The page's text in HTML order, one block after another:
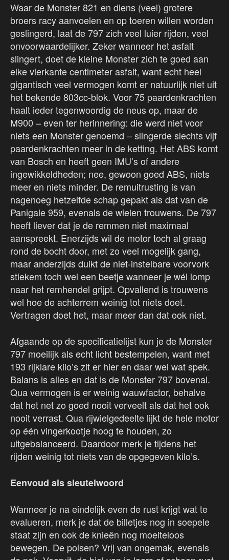
Waar de Monster 821 en diens (veel) grotere
broers racy aanvoelen en op toeren willen worden
geslingerd, laat de 797 zich veel luier rijden, veel
onvoorwaardelijker. Zeker wanneer het asfalt
slingert, doet de kleine Monster zich te goed aan
elke vierkante centimeter asfalt, want echt heel
gigantisch veel vermogen komt er natuurlijk niet uit
het bekende 803cc-blok. Voor 75 paardenkrachten
haalt ieder tegenwoordig de neus op, maar de
M900 – even ter herinnering: die werd niet voor
niets een Monster genoemd – slingerde slechts vijf
paardenkrachten meer in de ketting. Het ABS komt
van Bosch en heeft geen IMU’s of andere
ingewikkeldheden; nee, gewoon goed ABS, niets
meer en niets minder. De remuitrusting is van
nagenoeg hetzelfde schap gepakt als dat van de
Panigale 959, evenals de wielen trouwens. De 797
heeft liever dat je de remmen niet maximaal
aanspreekt. Enerzijds wil de motor toch al graag
rond de bocht door, met zo veel mogelijk gang,
maar anderzijds duikt de niet-instelbare voorvork
stiekem toch wel een beetje wanneer je wél lomp
naar het remhendel grijpt. Opvallend is trouwens
wel hoe de achterrem weinig tot niets doet.
Vertragen doet het, maar meer dan dat ook niet.
Afgaande op de specificatielijst kun je de Monster
797 moeilijk als echt licht bestempelen, want met
193 rijklare kilo’s zit er hier en daar wel wat spek.
Balans is alles en dat is de Monster 797 bovenal.
Qua vermogen is er weinig wauwfactor, behalve
dat het net zo goed nooit verveelt als dat het ook
nooit verrast. Qua rijwielgedeelte lijkt de hele motor
op één vingerkootje hoog te houden, zo
uitgebalanceerd. Daardoor merk je tijdens het
rijden weinig tot niets van de opgegeven kilo’s.
Eenvoud als sleutelwoord
Wanneer je na eindelijk even de rust krijgt wat te
evalueren, merk je dat de billetjes nog in soepele
staat zijn en ook de knieën nog moeiteloos
bewegen. De polsen? Vrij van ongemak, evenals